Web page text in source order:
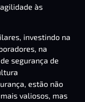
às
investindo na
na
segurança de
estão não
valiosos, mas